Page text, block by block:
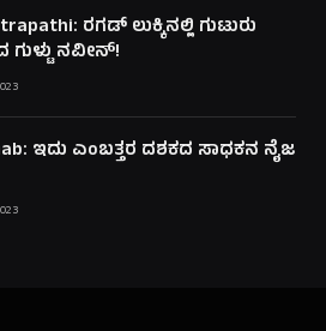
ರಗಡ್ ಲುಕ್ಕಿನಲ್ಲಿ ಗುಟುರು
ಗುಳ್ಟು ನವೀನ್!
ಇದು ಎಂಬತ್ತರ ದಶಕದ ಸಾಧಕನ ನೈಜ